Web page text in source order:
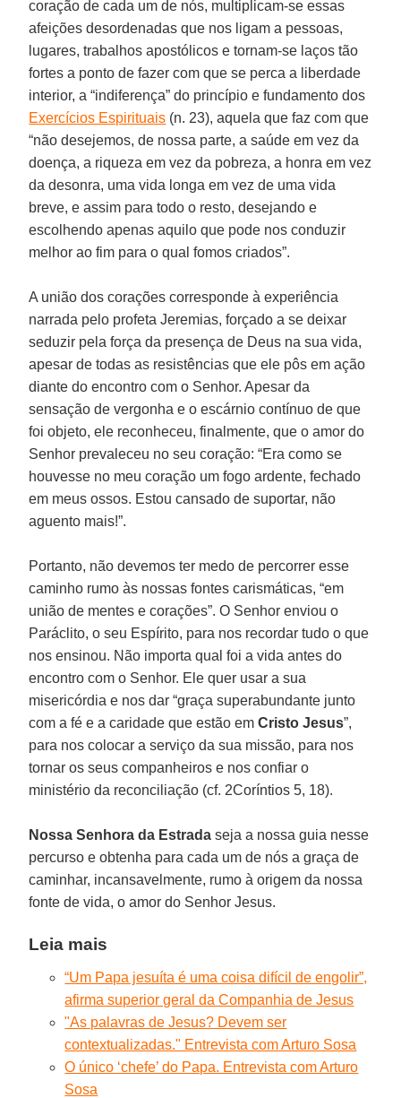
coração de cada um de nós, multiplicam-se essas
afeições desordenadas que nos ligam a pessoas,
lugares, trabalhos apostólicos e tornam-se laços tão
fortes a ponto de fazer com que se perca a liberdade
interior, a “indiferença” do princípio e fundamento dos
Exercícios Espirituais (n. 23), aquela que faz com que
“não desejemos, de nossa parte, a saúde em vez da
doença, a riqueza em vez da pobreza, a honra em vez
da desonra, uma vida longa em vez de uma vida
breve, e assim para todo o resto, desejando e
escolhendo apenas aquilo que pode nos conduzir
melhor ao fim para o qual fomos criados”.
A união dos corações corresponde à experiência
narrada pelo profeta Jeremias, forçado a se deixar
seduzir pela força da presença de Deus na sua vida,
apesar de todas as resistências que ele pôs em ação
diante do encontro com o Senhor. Apesar da
sensação de vergonha e o escárnio contínuo de que
foi objeto, ele reconheceu, finalmente, que o amor do
Senhor prevaleceu no seu coração: “Era como se
houvesse no meu coração um fogo ardente, fechado
em meus ossos. Estou cansado de suportar, não
aguento mais!”.
Portanto, não devemos ter medo de percorrer esse
caminho rumo às nossas fontes carismáticas, “em
união de mentes e corações”. O Senhor enviou o
Paráclito, o seu Espírito, para nos recordar tudo o que
nos ensinou. Não importa qual foi a vida antes do
encontro com o Senhor. Ele quer usar a sua
misericórdia e nos dar “graça superabundante junto
com a fé e a caridade que estão emCristo Jesus”,
para nos colocar a serviço da sua missão, para nos
tornar os seus companheiros e nos confiar o
ministério da reconciliação (cf. 2Coríntios 5, 18).
Nossa Senhora da Estrada seja a nossa guia nesse
percurso e obtenha para cada um de nós a graça de
caminhar, incansavelmente, rumo à origem da nossa
fonte de vida, o amor do Senhor Jesus.
Leia mais
“Um Papa jesuíta é uma coisa difícil de engolir”,
afirma superior geral da Companhia de Jesus
"As palavras de Jesus? Devem ser
contextualizadas." Entrevista com Arturo Sosa
O único ‘chefe’ do Papa. Entrevista com Arturo
Sosa